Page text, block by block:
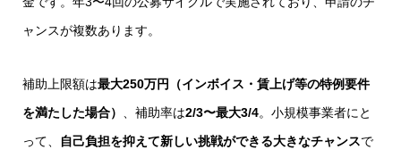
ャンスが複数あります。
補助上限額は最大250万円（インボイス・賃上げ等の特例要件
を満たした場合）
、補助率は2/3〜最大3/4。小規模事業者にと
って、
自己負担を抑えて新しい挑戦ができる大きなチャンスで